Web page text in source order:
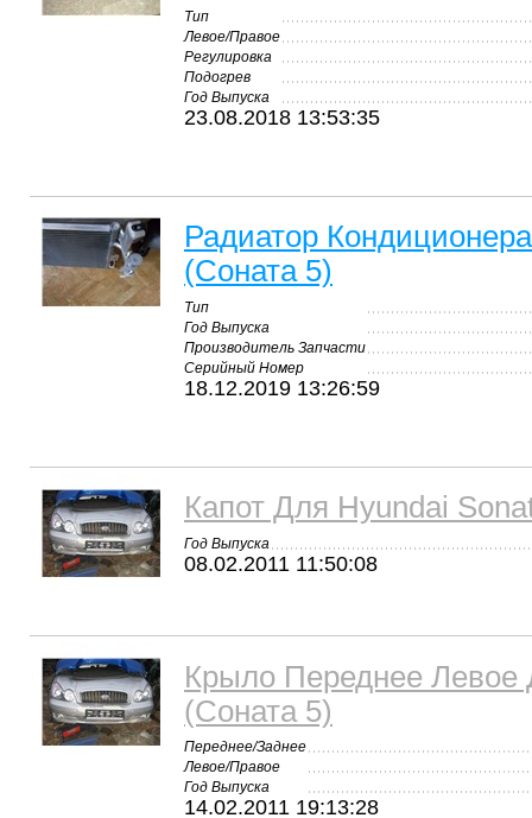
Тип
Левое/Правое
Регулировка
Подогрев
Год Выпуска
23.08.2018 13:53:35
Радиатор
(Соната 5)
Тип
Год Выпуска
Производитель Запчасти
Серийный Номер
18.12.2019 13:26:59
Капот Для Hyundai
Год Выпуска
08.02.2011 11:50:08
Крыло Переднее Левое
(Соната 5)
Переднее/Заднее
Левое/Правое
Год Выпуска
14.02.2011 19:13:28